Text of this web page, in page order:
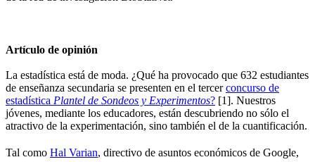
Artículo de opinión
La estadística está de moda. ¿Qué ha provocado que 632 estudiantes
de enseñanza secundaria se presenten en el tercerconcurso de
estadística Plantel de Sondeos y Experimentos? [1]. Nuestros
jóvenes, mediante los educadores, están descubriendo no sólo el
atractivo de la experimentación, sino también el de la cuantificación.
Tal como Hal Varian, directivo de asuntos económicos de Google,